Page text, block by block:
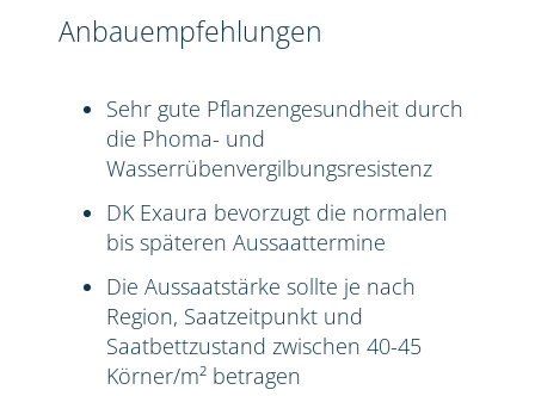
Anbauempfehlungen
Sehr gute Pflanzengesundheit durch
die Phoma- und
Wasserrübenvergilbungsresistenz
DK Exaura bevorzugt die normalen
bis späteren Aussaattermine
Die Aussaatstärke sollte je nach
Region, Saatzeitpunkt und
Saatbettzustand zwischen 40-45
Körner/m² betragen